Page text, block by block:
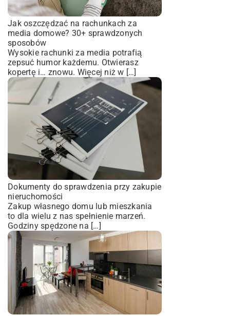
Jak oszczędzać na rachunkach za
media domowe? 30+ sprawdzonych
sposobów
Wysokie rachunki za media potrafią
zepsuć humor każdemu. Otwierasz
kopertę i… znowu. Więcej niż w […]
Dokumenty do sprawdzenia przy zakupie
nieruchomości
Zakup własnego domu lub mieszkania
to dla wielu z nas spełnienie marzeń.
Godziny spędzone na […]